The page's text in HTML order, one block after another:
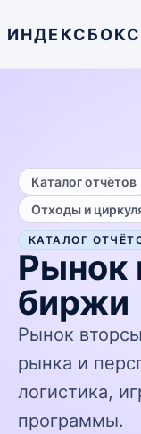
ИНДЕКСБОКС
Каталог отчётов
Отходы и
КАТАЛОГ
Рынок
биржи
Рынок
рынка и
логистика,
программы.